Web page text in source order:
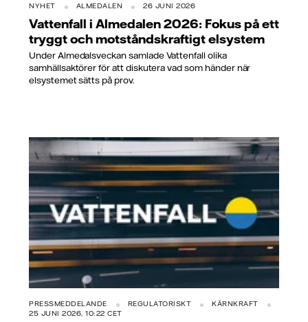
NYHET ALMEDALEN 26 JUNI 2026
Vattenfall i Almedalen 2026: Fokus på ett
tryggt och motståndskraftigt elsystem
Under Almedalsveckan samlade Vattenfall olika
samhällsaktörer för att diskutera vad som händer när
elsystemet sätts på prov.
PRESSMEDDELANDE REGULATORISKT
KÄRNKRAFT
25 JUNI 2026, 10:22 CET